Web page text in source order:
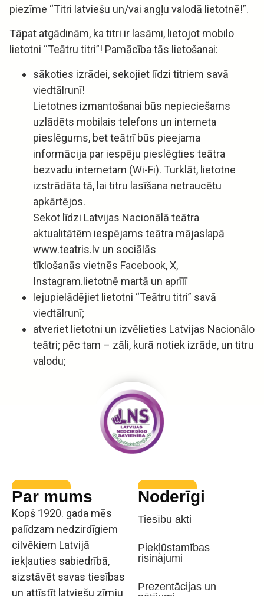
piezīme “Titri latviešu un/vai angļu valodā lietotnē!”.
Tāpat atgādinām, ka titri ir lasāmi, lietojot mobilo
lietotni “Teātru titri”! Pamācība tās lietošanai:
sākoties izrādei, sekojiet līdzi titriem savā
viedtālrunī!
Lietotnes izmantošanai būs nepieciešams
uzlādēts mobilais telefons un interneta
pieslēgums, bet teātrī būs pieejama
informācija par iespēju pieslēgties teātra
bezvadu internetam (Wi-Fi). Turklāt, lietotne
izstrādāta tā, lai titru lasīšana netraucētu
apkārtējos.
Sekot līdzi Latvijas Nacionālā teātra
aktualitātēm iespējams teātra mājaslapā
www.teatris.lv un sociālās
tīklošanās vietnēs Facebook, X,
Instagram.lietotnē martā un aprīlī
lejupielādējiet lietotni “Teātru titri” savā
viedtālrunī;
atveriet lietotni un izvēlieties Latvijas Nacionālo
teātri; pēc tam – zāli, kurā notiek izrāde, un titru
valodu;
Par mums
Kopš 1920. gada mēs
palīdzam nedzirdīgiem
cilvēkiem Latvijā
iekļauties sabiedrībā,
aizstāvēt savas tiesības
un attīstīt latviešu zīmju
Noderīgi
Tiesību akti
Piekļūstamības
risinājumi
Prezentācijas un